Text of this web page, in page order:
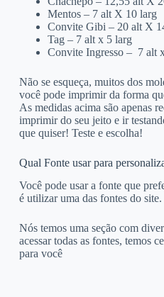
Mentos – 7 alt X 10 larg
Convite Gibi – 20 alt X
Tag – 7 alt x 5 larg
Convite Ingresso – 7 alt
Não se esqueça, muitos dos
você pode imprimir da forma
As medidas acima são apenas
imprimir do seu jeito e ir
que quiser! Teste e escolha!
Qual Fonte usar para
Você pode usar a fonte que
é utilizar uma das fontes do site.
Nós temos uma seção com
acessar todas as fontes, temos
para você